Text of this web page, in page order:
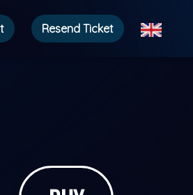
Resend Ticket